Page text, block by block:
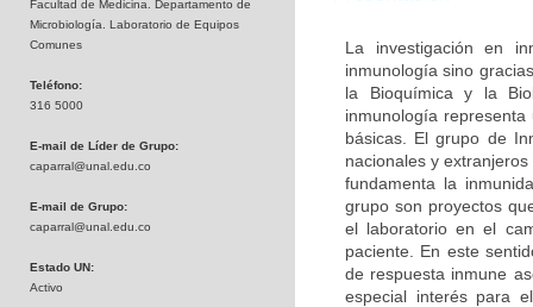
Facultad de Medicina. Departamento de
Microbiología. Laboratorio de Equipos
Comunes
Teléfono:
316 5000
E-mail de Líder de Grupo:
caparral@unal.edu.co
E-mail de Grupo:
caparral@unal.edu.co
Estado UN:
Activo
La investigación en
inmunología sino
la Bioquímica y la
inmunología
básicas. El grupo de
nacionales y
fundamenta la
grupo son proyectos
el laboratorio en el
paciente. En este
de respuesta inmune
especial interés para